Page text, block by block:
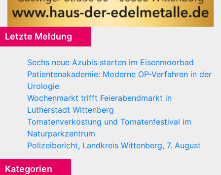
Letzte Meldung
Sechs neue Azubis starten im Eisenmoorbad
Patientenakademie: Moderne OP-Verfahren in der
Urologie
Wochenmarkt trifft Feierabendmarkt in
Lutherstadt Wittenberg
Tomatenverkostung und Tomatenfestival im
Naturparkzentrum
Polizeibericht, Landkreis Wittenberg, 7. August
Kategorien